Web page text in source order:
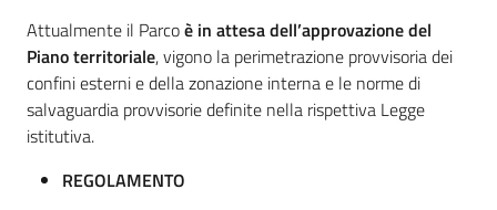
Piani Programmi
Progetti
Attualmente il Parcoè in attesa dell’approvazione del
Piano territoriale, vigono la perimetrazione provvisoria dei
confini esterni e della zonazione interna e le norme di
salvaguardia provvisorie definite nella rispettiva Legge
istitutiva.
REGOLAMENTO